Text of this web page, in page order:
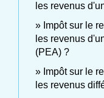
les revenus
Impôt sur le
les revenus
(PEA) ?
Impôt sur le
les revenus